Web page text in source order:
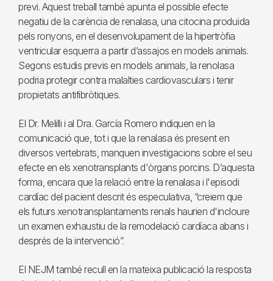
previ. Aquest treball també apunta el possible efecte
negatiu de la carència de renalasa, una citocina produïda
pels ronyons, en el desenvolupament de la hipertròfia
ventricular esquerra a partir d’assajos en models animals.
Segons estudis previs en models animals, la renolasa
podria protegir contra malalties cardiovasculars i tenir
propietats antifibròtiques.
El Dr. Melilli i al Dra. García Romero indiquen en la
comunicació que, tot i que la renalasa és present en
diversos vertebrats, manquen investigacions sobre el seu
efecte en els xenotransplants d'òrgans porcins. D’aquesta
forma, encara que la relació entre la renalasa i l'episodi
cardíac del pacient descrit és especulativa, “creiem que
els futurs xenotransplantaments renals haurien d'incloure
un examen exhaustiu de la remodelació cardíaca abans i
després de la intervenció”.
El NEJM també recull en la mateixa publicació la resposta